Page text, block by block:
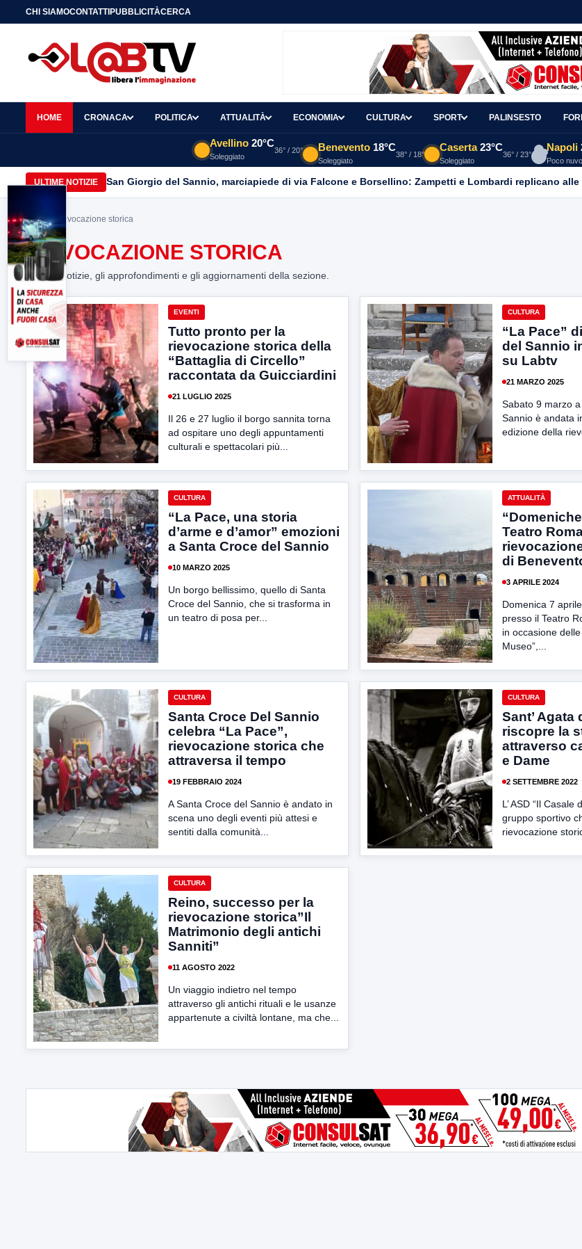
CHI SIAMOCONTATTIPUBBLICITÀCERCA
HOME CRONACA POLITICA ATTUALITÀ ECONOMIA CULTURA SPORT PALINSESTO
Avellino 20°C
Soleggiato
36° / 20° Benevento 18°C
Soleggiato
38° / 18°
Caserta 23°C
Soleggiato
36° / 23°
Napoli
Poco
ULTIME NOTIZIE San Giorgio del Sannio, marciapiede di via Falcone e Borsellino: Zampetti e Lombardi replicano
Home> rievocazione storica
RIEVOCAZIONE STORICA
Tutte le notizie, gli approfondimenti e gli aggiornamenti della sezione.
EVENTI
Tutto pronto per la
rievocazione storica della
“Battaglia di Circello”
raccontata da Guicciardini
21 LUGLIO 2025
Il 26 e 27 luglio il borgo sannita torna
ad ospitare uno degli appuntamenti
culturali e spettacolari più...
CULTURA
“La Pace”
del Sannio
su Labtv
21 MARZO 2025
Sabato 9 marzo
Sannio è andata
edizione della
CULTURA
“La Pace, una storia
d’arme e d’amor” emozioni
a Santa Croce del Sannio
10 MARZO 2025
Un borgo bellissimo, quello di Santa
Croce del Sannio, che si trasforma in
un teatro di posa per...
ATTUALITÀ
Teatro
di
3 APRILE 2024
Domenica 7
presso il Teatro
in occasione
Museo”,...
CULTURA
Santa Croce Del Sannio
celebra “La Pace”,
rievocazione storica che
attraversa il tempo
19 FEBBRAIO 2024
A Santa Croce del Sannio è andato in
scena uno degli eventi più attesi e
sentiti dalla comunità...
CULTURA
Sant’ Agata
riscopre la
attraverso
e Dame
2 SETTEMBRE 2022
L’ ASD “Il Casale
gruppo sportivo
rievocazione
CULTURA
Reino, successo per la
rievocazione storica”Il
Matrimonio degli antichi
Sanniti”
11 AGOSTO 2022
Un viaggio indietro nel tempo
attraverso gli antichi rituali e le usanze
appartenute a civiltà lontane, ma che...